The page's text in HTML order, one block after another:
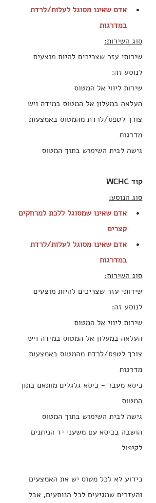
אדם שאינו מסוגל לעלות/לרדת
במדרגות
סוג השירות:
שירותי עזר שצריכים להיות מוצעים
לנוסע זה:
‍שירות ליווי אל המטוס
העלאה במעלון אל המטוס במידה ויש
צורך לטפס/לרדת מהמטוס באמצעות
מדרגות
גישה לבית השימוש בתוך המטוס
קוד WCHC
סוג הנוסע:
אדם שאינו שמסוגל ללכת למרחקים
קצרים
אדם שאינו מסוגל לעלות/לרדת
במדרגות
סוג השירות:
שירותי עזר שצריכים להיות מוצעים
לנוסע זה:
‍שירות ליווי אל המטוס
העלאה במעלון אל המטוס במידה ויש
צורך לטפס/לרדת מהמטוס באמצעות
מדרגות
כיסא מעבר - כיסא גלגלים מותאם בתוך
המטוס
גישה לבית השימוש בתוך המטוס
הושבה בכיסא עם משעני יד הניתנים
לקיפול
כידוע לא לכל מטוס יש את האמצעים
והעזרים שמגיעים לכל הנוסעים, אבל